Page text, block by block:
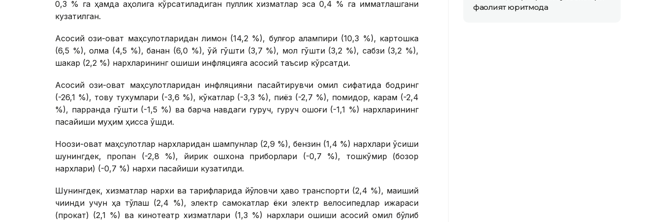
0,3 % га ҳамда аҳолига кўрсатиладиган пуллик хизматлар эса 0,4 % га қимматлашгани
кузатилган.
Асосий озиқ-овқат маҳсулотларидан лимон (14,2 %), булғор қалампири (10,3 %), картошка
(6,5 %), олма (4,5 %), банан (6,0 %), қўй гўшти (3,7 %), мол гўшти (3,2 %), сабзи (3,2 %),
шакар (2,2 %) нархларининг ошиши инфляцияга асосий таъсир кўрсатди.
Асосий озиқ-овқат маҳсулотларидан инфляцияни пасайтирувчи омил сифатида бодринг
(-26,1 %), товуқ тухумлари (-3,6 %), кўкатлар (-3,3 %), пиёз (-2,7 %), помидор, карам (-2,4
%), парранда гўшти (-1,5 %) ва барча навдаги гуруч, гуруч оқшоғи (-1,1 %) нархларининг
пасайиши муҳим ҳисса қўшди.
Ноозиқ-овқат маҳсулотлар нархларидан шампунлар (2,9 %), бензин (1,4 %) нархлари ўсиши
шунингдек, пропан (-2,8 %), йирик ошхона приборлари (-0,7 %), тошкўмир (бозор
нархлари) (-0,7 %) нархи пасайиши кузатилди.
Шунингдек, xизматлар нархи ва тарифларида йўловчи ҳаво транспорти (2,4 %), маиший
чиқинди учун ҳақ тўлаш (2,4 %), электр самокатлар ёки электр велосипедлар ижараси
(прокат) (2,1 %) ва кинотеатр хизматлари (1,3 %) нархлари ошиши асосий омил бўлиб
фаолият юритмоқда